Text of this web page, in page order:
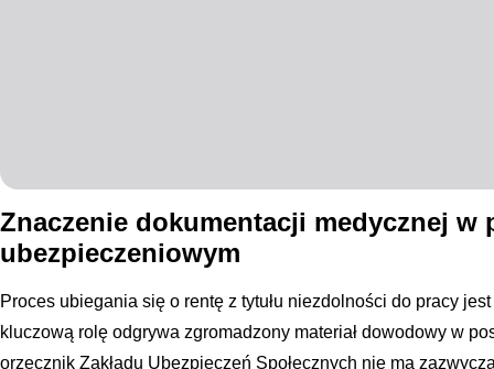
Znaczenie dokumentacji medycznej w
ubezpieczeniowym
Proces ubiegania się o rentę z tytułu niezdolności do pracy
kluczową rolę odgrywa zgromadzony materiał dowodowy w
orzecznik Zakładu Ubezpieczeń Społecznych nie ma